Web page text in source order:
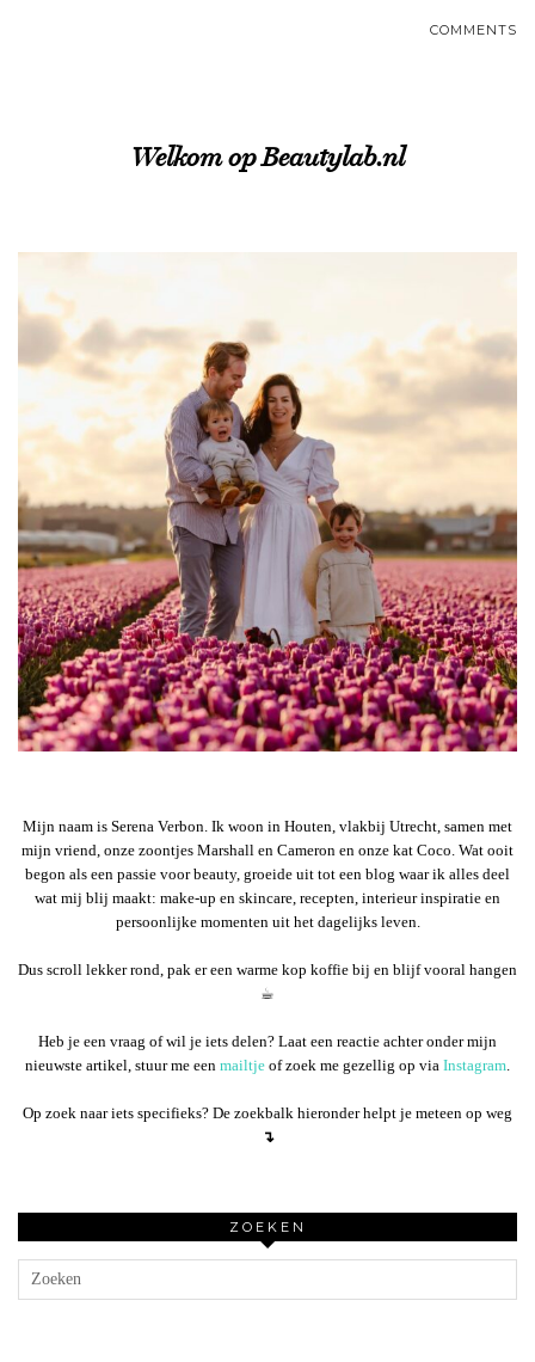
COMMENTS
Welkom op Beautylab.nl
Mijn naam is Serena Verbon. Ik woon in Houten, vlakbij Utrecht, samen met
mijn vriend, onze zoontjes Marshall en Cameron en onze kat Coco. Wat ooit
begon als een passie voor beauty, groeide uit tot een blog waar ik alles deel
wat mij blij maakt: make-up en skincare, recepten, interieur inspiratie en
persoonlijke momenten uit het dagelijks leven.
Dus scroll lekker rond, pak er een warme kop koffie bij en blijf vooral hangen
☕︎
Heb je een vraag of wil je iets delen? Laat een reactie achter onder mijn
nieuwste artikel, stuur me een mailtje of zoek me gezellig op via Instagram
Op zoek naar iets specifieks? De zoekbalk hieronder helpt je meteen op weg
↴
ZOEKEN